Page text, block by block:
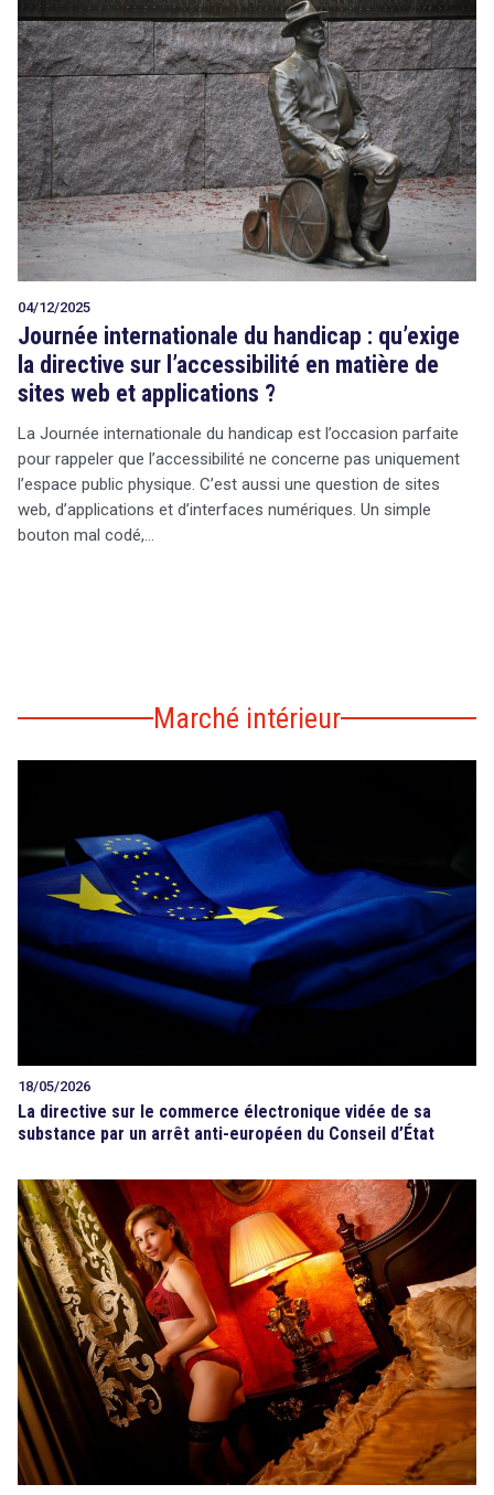
04/12/2025
Journée internationale du handicap : qu’exige
la directive sur l’accessibilité en matière de
sites web et applications ?
La Journée internationale du handicap est l’occasion parfaite
pour rappeler que l’accessibilité ne concerne pas uniquement
l’espace public physique. C’est aussi une question de sites
web, d’applications et d’interfaces numériques. Un simple
bouton mal codé,…
Marché intérieur
18/05/2026
La directive sur le commerce électronique vidée de sa
substance par un arrêt anti-européen du Conseil d’État